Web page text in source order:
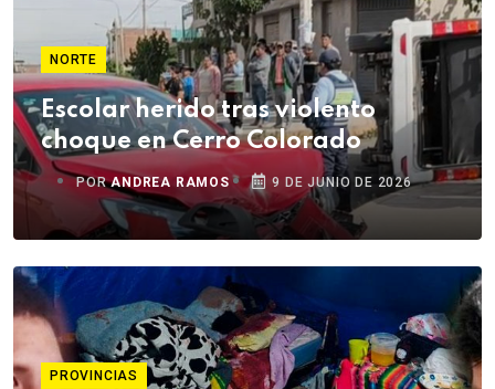
NORTE
Escolar herido tras violento
choque en Cerro Colorado
PORANDREA RAMOS 9 DE JUNIO DE 2026
PROVINCIAS